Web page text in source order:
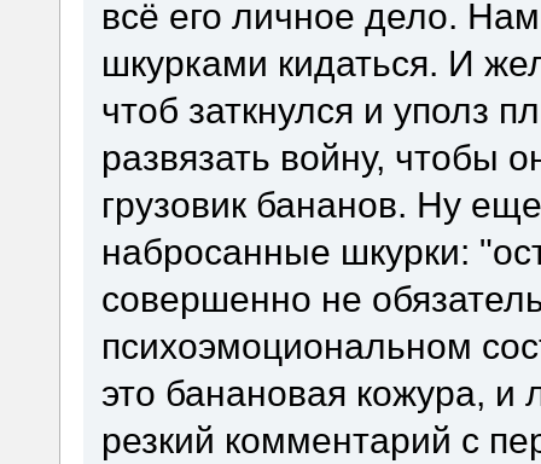
всё его личное дело.
шкурками кидаться. И
чтоб заткнулся и уполз
развязать войну, чтобы
грузовик бананов. Ну
набросанные шкурки:
совершенно не
психоэмоциональном
это банановая кожура, и
резкий комментарий с